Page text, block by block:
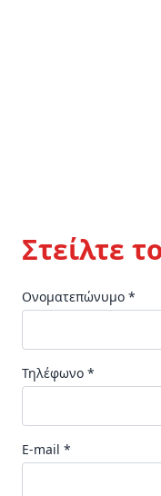
Στείλτε
Ονοματεπώνυμο *
Τηλέφωνο *
E-mail *